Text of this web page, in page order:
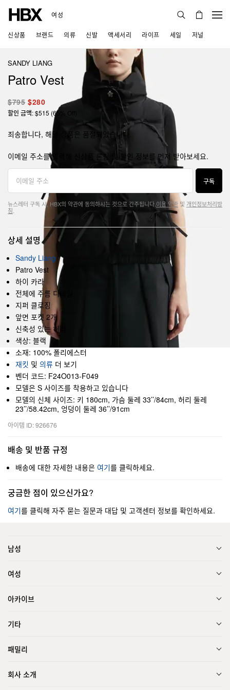
여성
신상품 브랜드 의류 신발 액세서리 라이프 세일 저널
SANDY LIANG
Patro Vest
$795 $280
할인 금액: $515 (65% Off)
죄송합니다, 해당 상품은 품절되었습니다.
이메일 주소를 입력해 신상품 론칭 및 할인 정보를 먼저 받아보세요.
구독
뉴스레터 구독 시, HBX의 약관에 동의하시는 것으로 간주됩니다. 이용 약관 및 개인정보처리방
침
상세 설명
Sandy Liang
Patro Vest
하이 카라
전체에 주름 디테일
지퍼 클로징
앞면 포켓 2개
신축성 있는 허리
색상: 블랙
소재: 100% 폴리에스터
재킷 및 의류 더 보기
벤더 코드: F24O013-F049
모델은 S 사이즈를 착용하고 있습니다
모델의 신체 사이즈: 키 180cm, 가슴 둘레 33’’/84cm, 허리 둘레
23’’/58.42cm, 엉덩이 둘레 36’’/91cm
아이템 ID: 926676
배송 및 반품 규정
배송에 대한 자세한 내용은 여기를 클릭하세요.
궁금한 점이 있으신가요?
여기를 클릭해 자주 묻는 질문과 대답 및 고객센터 정보를 확인하세요.
남성
여성
아카이브
기타
패밀리
회사 소개